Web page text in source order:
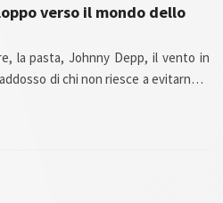
verso il mondo dello
la pasta, Johnny Depp, il vento in
di chi non riesce a evitarne la
bocca viva e disegnata dal Cielo, il
elegante e spontaneo e la magica